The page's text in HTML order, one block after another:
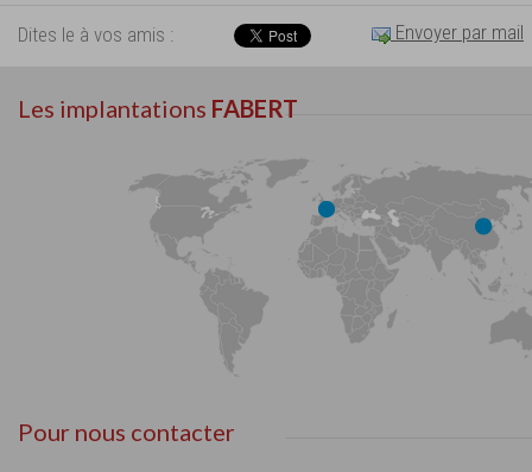
Dites le à vos amis : Envoyer par mail
Les implantations FABERT
Pour nous contacter